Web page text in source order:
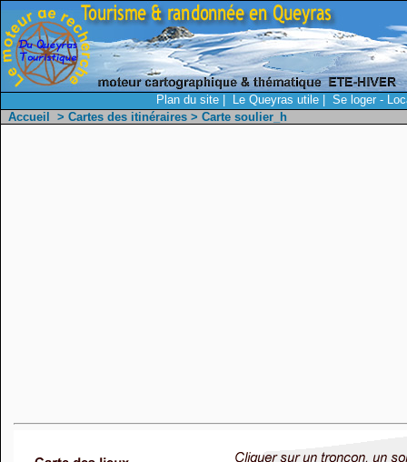
Plan du site| Le Queyras utile|
Se loger -
Accueil
> Cartes des itinéraires > Carte soulier_h